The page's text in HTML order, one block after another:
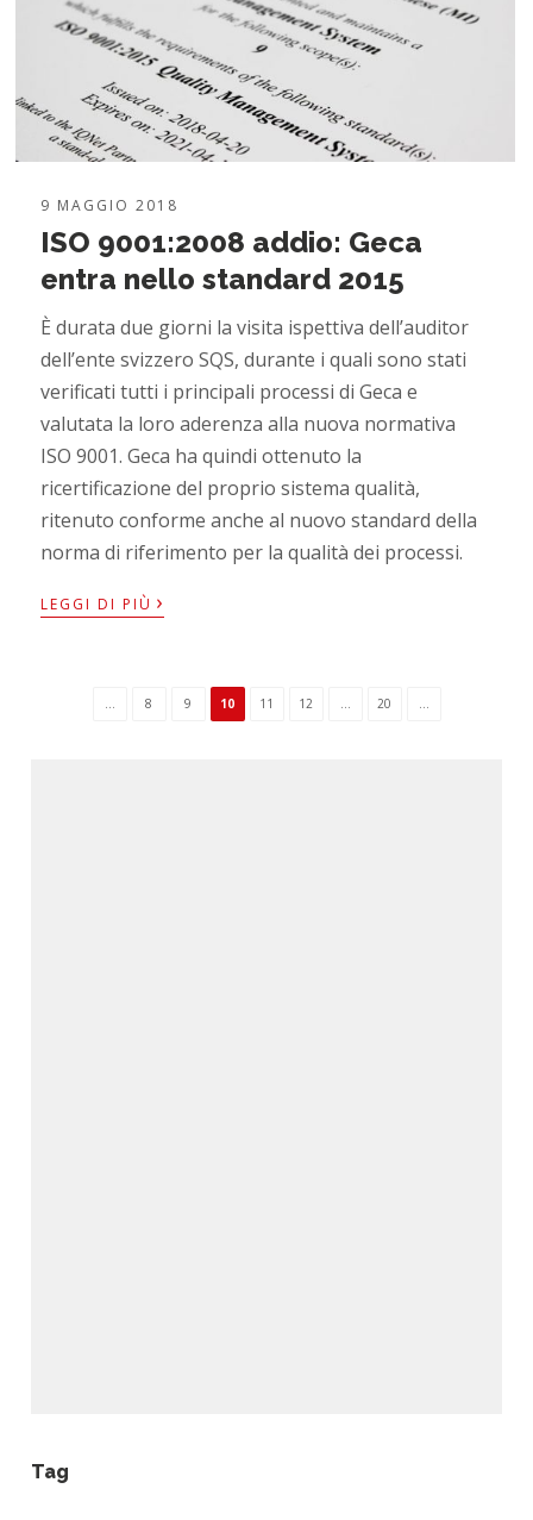
9 MAGGIO 2018
ISO 9001:2008 addio: Geca
entra nello standard 2015
È durata due giorni la visita ispettiva dell’auditor
dell’ente svizzero SQS, durante i quali sono stati
verificati tutti i principali processi di Geca e
valutata la loro aderenza alla nuova normativa
ISO 9001. Geca ha quindi ottenuto la
ricertificazione del proprio sistema qualità,
ritenuto conforme anche al nuovo standard della
norma di riferimento per la qualità dei processi.
LEGGI DI PIÙ ›
8 9 10 11 12 20
Tag